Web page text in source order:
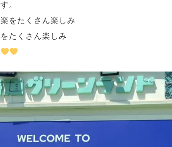
。
をたくさん楽しみ
たくさん楽しみ